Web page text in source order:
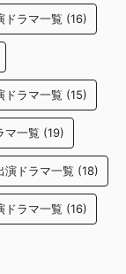
ドラマ一覧 (16)
ドラマ一覧 (15)
マ一覧 (19)
演ドラマ一覧 (18)
ドラマ一覧 (16)